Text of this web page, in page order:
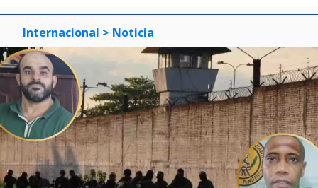
Internacional > Noticia